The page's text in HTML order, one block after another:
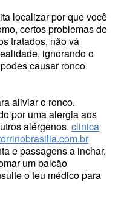
localizar por que você
certos problemas de
tratados, não vá
ignorando o
causar ronco
aliviar o ronco.
por uma alergia aos
alérgenos. clinica
e passagens a inchar,
um balcão
o teu médico para